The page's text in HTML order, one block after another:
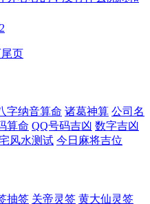
尾页
字纳音算命 诸葛神算 公司名
算命 QQ号码吉凶 数字吉凶
风水测试 今日麻将吉位
抽签 关帝灵签 黄大仙灵签